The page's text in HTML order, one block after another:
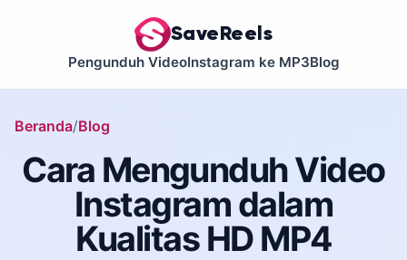
SaveReels
Pengunduh VideoInstagram ke MP3Blog
Beranda Blog
Cara Mengunduh Video
Instagram dalam
Kualitas HD MP4